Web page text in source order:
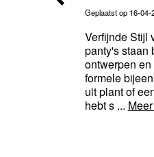
Geplaatst op 16-04-
Verfijnde Stijl
panty's staan
ontwerpen
formele
uit plant of
hebt s ...